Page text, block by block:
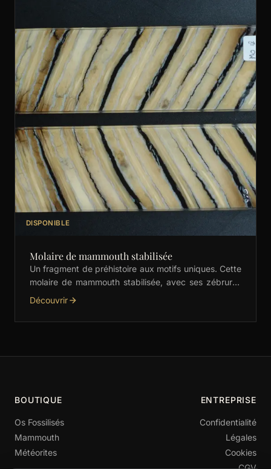
DISPONIBLE
Molaire de mammouth stabilisée
Un fragment de préhistoire aux motifs uniques. Cette
molaire de mammouth stabilisée, avec ses zébrures
crème et noires, est idéale pour les manches de …
Découvrir
BOUTIQUE
Os Fossilisés
Mammouth
Météorites
ENTREPRISE
Confidentialité
Légales
Cookies